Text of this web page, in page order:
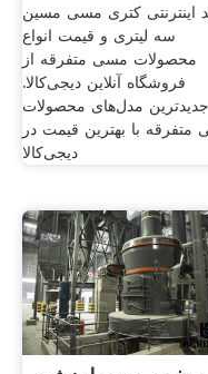
اینترنتی کتری مسی مسین
سه لیتری و قیمت انواع
محصولات مسی متفرقه از
فروشگاه آنلاین دیجی‌کالا.
جدیدترین مدل‌های محصولات
با بهترین قیمت در
دیجی‌کالا